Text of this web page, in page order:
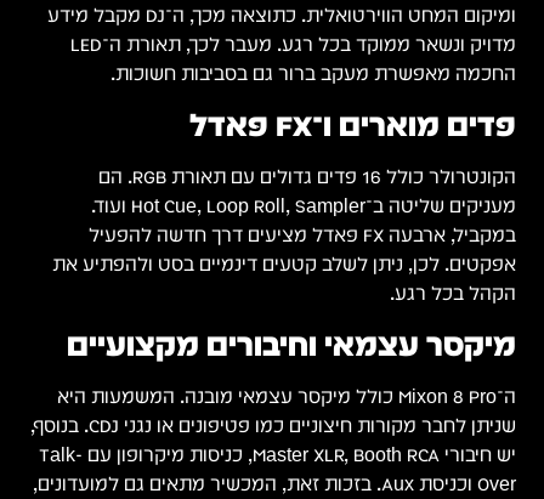
ומיקום המחט הווירטואלית. כתוצאה מכך, ה־DJ מקבל מידע
מדויק ונשאר ממוקד בכל רגע. מעבר לכך, תאורת ה־LED
החכמה מאפשרת מעקב ברור גם בסביבות חשוכות.
פדים מוארים ו־FX פּאדל
הקונטרולר כולל 16 פדים גדולים עם תאורת RGB. הם
מעניקים שליטה ב־Hot Cue, Loop Roll, Sampler ועוד.
במקביל, ארבעה FX פּאדל מציעים דרך חדשה להפעיל
אפקטים. לכן, ניתן לשלב קטעים דינמיים בסט ולהפתיע את
הקהל בכל רגע.
מיקסר עצמאי וחיבורים מקצועיים
ה־Mixon 8 Pro כולל מיקסר עצמאי מובנה. המשמעות היא
שניתן לחבר מקורות חיצוניים כמו פטיפונים או נגני CDJ. בנוסף,
יש חיבורי Master XLR, Booth RCA, כניסות מיקרופון עם Talk-
Over וכניסת Aux. בזכות זאת, המכשיר מתאים גם למועדונים,